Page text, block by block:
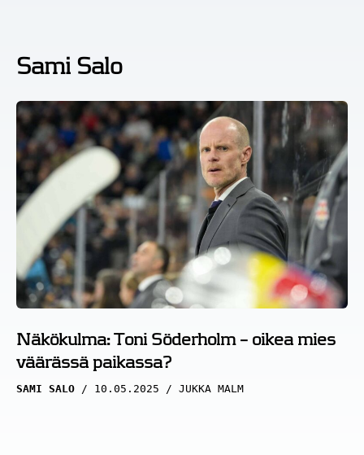
Sami Salo
Näkökulma: Toni Söderholm – oikea mies
väärässä paikassa?
SAMI SALO 10.05.2025 JUKKA MALM